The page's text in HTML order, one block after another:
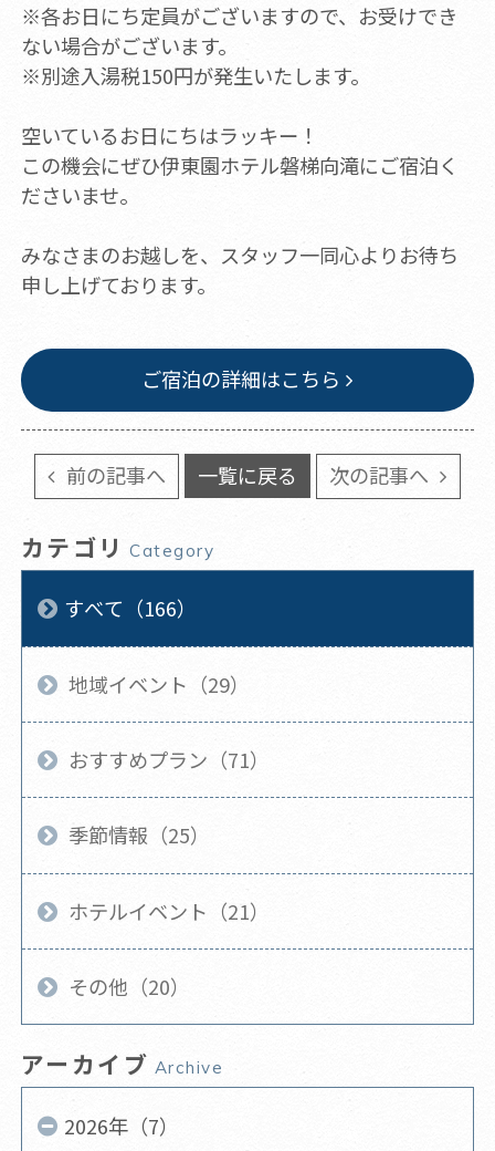
※各お日にち定員がございますので、お受けでき
ない場合がございます。
※別途入湯税150円が発生いたします。
空いているお日にちはラッキー！
この機会にぜひ伊東園ホテル磐梯向滝にご宿泊く
ださいませ。
みなさまのお越しを、スタッフ一同心よりお待ち
申し上げております。
ご宿泊の詳細はこちら
前の記事へ 一覧に戻る 次の記事へ
カテゴリ Category
すべて（166）
地域イベント（29）
おすすめプラン（71）
季節情報（25）
ホテルイベント（21）
その他（20）
アーカイブ Archive
2026年（7）